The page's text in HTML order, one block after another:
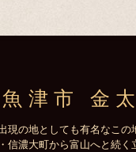
津市 金
現の地としても有名なこ
信濃大町から富山へと続